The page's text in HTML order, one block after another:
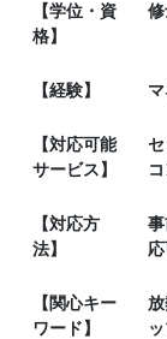
【学位・資
格】
【経験】
【対応可能
サービス】
【対応方
法】
【関心キー
ワード】